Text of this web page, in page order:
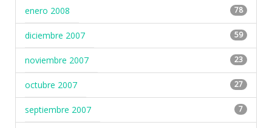
enero 2008 78
diciembre 2007 59
noviembre 2007 23
octubre 2007 27
septiembre 2007 7